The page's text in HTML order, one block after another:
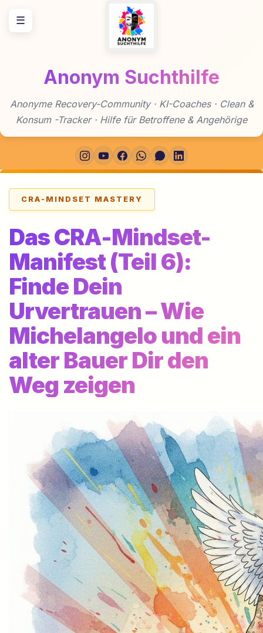
Inhalt
springen
Anonym Suchthilfe
Anonyme Recovery-Community · KI-Coaches · Clean &
Konsum -Tracker · Hilfe für Betroffene & Angehörige
CRA-MINDSET MASTERY
Das CRA-Mindset-
Manifest (Teil 6):
Finde Dein
Urvertrauen – Wie
Michelangelo und ein
alter Bauer Dir den
Weg zeigen
☰